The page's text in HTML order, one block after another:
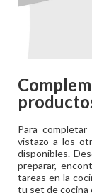
Para
vistazo a los
disponibles.
preparar,
tareas en la
tu set de cocina